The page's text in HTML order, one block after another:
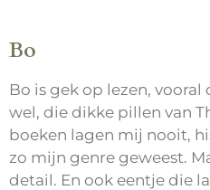
Bo
Bo is gek op lezen, vooral
wel, die dikke pillen van
boeken lagen mij nooit,
zo mijn genre geweest.
detail. En ook eentje die